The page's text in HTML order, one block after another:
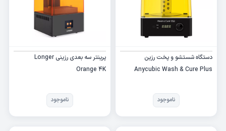
دستگاه شستشو و پخت رزین
Anycubic Wash & Cure Plus
ناموجود
پرینتر سه بعدی رزینی Longer
Orange 4K
ناموجود